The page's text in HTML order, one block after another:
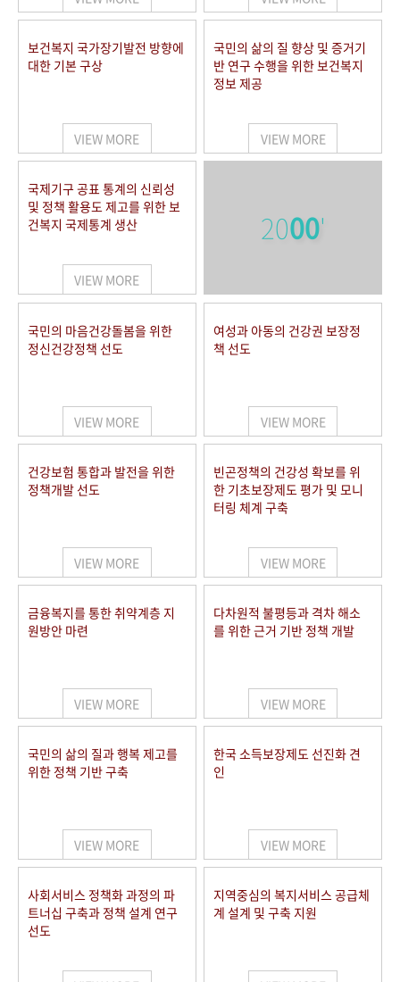
보건복지 국가장기발전 방향에
대한 기본 구상
VIEW MORE
국민의 삶의 질 향상 및 증거기
반 연구 수행을 위한 보건복지
정보 제공
VIEW MORE
국제기구 공표 통계의 신뢰성
및 정책 활용도 제고를 위한 보
건복지 국제통계 생산
VIEW MORE
2000'
국민의 마음건강돌봄을 위한
정신건강정책 선도
VIEW MORE
여성과 아동의 건강권 보장정
책 선도
VIEW MORE
건강보험 통합과 발전을 위한
정책개발 선도
VIEW MORE
빈곤정책의 건강성 확보를 위
한 기초보장제도 평가 및 모니
터링 체계 구축
VIEW MORE
금융복지를 통한 취약계층 지
원방안 마련
VIEW MORE
다차원적 불평등과 격차 해소
를 위한 근거 기반 정책 개발
VIEW MORE
국민의 삶의 질과 행복 제고를
위한 정책 기반 구축
VIEW MORE
한국 소득보장제도 선진화 견
인
VIEW MORE
사회서비스 정책화 과정의 파
트너십 구축과 정책 설계 연구
선도
지역중심의 복지서비스 공급체
계 설계 및 구축 지원